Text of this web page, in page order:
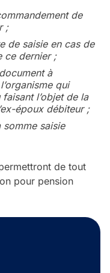
de
;
de saisie en cas de
ce dernier ;
à
qui
l’objet de la
époux débiteur ;
somme saisie
de tout
pour pension